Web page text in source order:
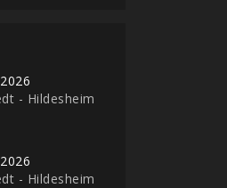
- Hildesheim
- Hildesheim